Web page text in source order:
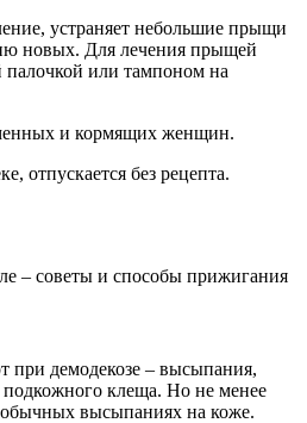
устраняет небольшие прыщи
новых. Для лечения прыщей
палочкой или тампоном на
и кормящих женщин.
отпускается без рецепта.
– советы и способы прижигания
при демодекозе – высыпания,
клеща. Но не менее
высыпаниях на коже.